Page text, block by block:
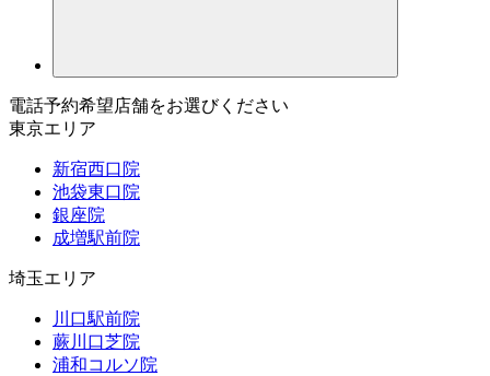
電話予約希望店舗をお選びください
東京エリア
新宿西口院
池袋東口院
銀座院
成増駅前院
埼玉エリア
川口駅前院
蕨川口芝院
浦和コルソ院